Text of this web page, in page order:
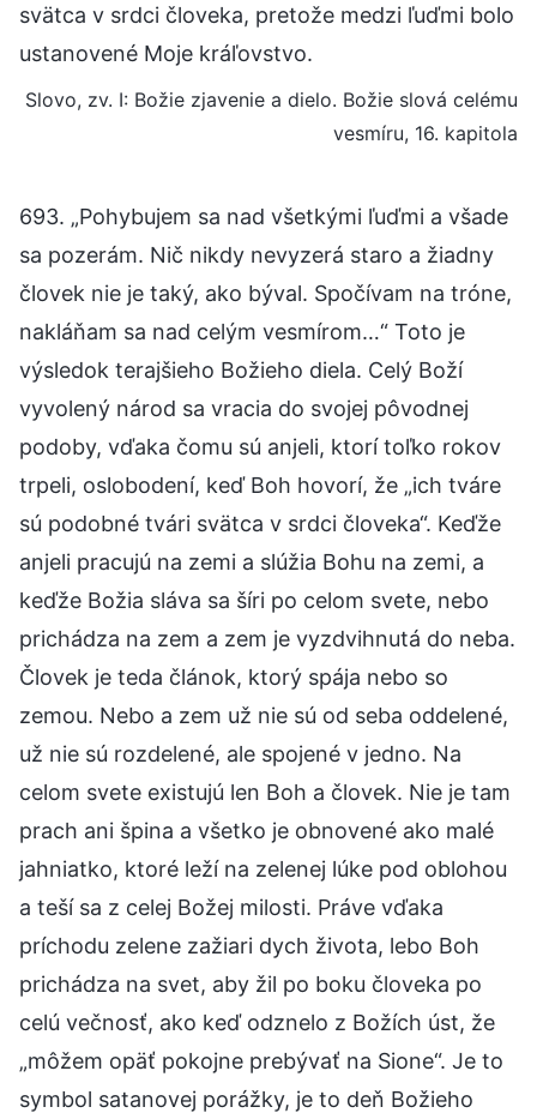
svätca v srdci človeka, pretože medzi ľuďmi bolo
ustanovené Moje kráľovstvo.
Slovo, zv. I: Božie zjavenie a dielo. Božie slová celému
vesmíru, 16. kapitola
693. „Pohybujem sa nad všetkými ľuďmi a všade
sa pozerám. Nič nikdy nevyzerá staro a žiadny
človek nie je taký, ako býval. Spočívam na tróne,
nakláňam sa nad celým vesmírom…“ Toto je
výsledok terajšieho Božieho diela. Celý Boží
vyvolený národ sa vracia do svojej pôvodnej
podoby, vďaka čomu sú anjeli, ktorí toľko rokov
trpeli, oslobodení, keď Boh hovorí, že „ich tváre
sú podobné tvári svätca v srdci človeka“. Keďže
anjeli pracujú na zemi a slúžia Bohu na zemi, a
keďže Božia sláva sa šíri po celom svete, nebo
prichádza na zem a zem je vyzdvihnutá do neba.
Človek je teda článok, ktorý spája nebo so
zemou. Nebo a zem už nie sú od seba oddelené,
už nie sú rozdelené, ale spojené v jedno. Na
celom svete existujú len Boh a človek. Nie je tam
prach ani špina a všetko je obnovené ako malé
jahniatko, ktoré leží na zelenej lúke pod oblohou
a teší sa z celej Božej milosti. Práve vďaka
príchodu zelene zažiari dych života, lebo Boh
prichádza na svet, aby žil po boku človeka po
celú večnosť, ako keď odznelo z Božích úst, že
„môžem opäť pokojne prebývať na Sione“. Je to
symbol satanovej porážky, je to deň Božieho